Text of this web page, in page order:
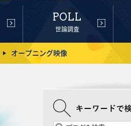
POLL
世論調査
オープニング映像